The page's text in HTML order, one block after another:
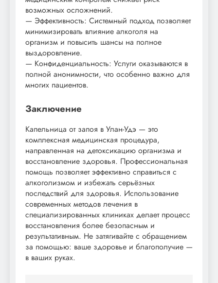
возможных осложнений.
— Эффективность: Системный подход позволяет
минимизировать влияние алкоголя на
организм и повысить шансы на полное
выздоровление.
— Конфиденциальность: Услуги оказываются в
полной анонимности, что особенно важно для
многих пациентов.
Заключение
Капельница от запоя в Улан-Удэ — это
комплексная медицинская процедура,
направленная на детоксикацию организма и
восстановление здоровья. Профессиональная
помощь позволяет эффективно справиться с
алкоголизмом и избежать серьёзных
последствий для здоровья. Использование
современных методов лечения в
специализированных клиниках делает процесс
восстановления более безопасным и
результативным. Не затягивайте с обращением
за помощью: ваше здоровье и благополучие —
в ваших руках.